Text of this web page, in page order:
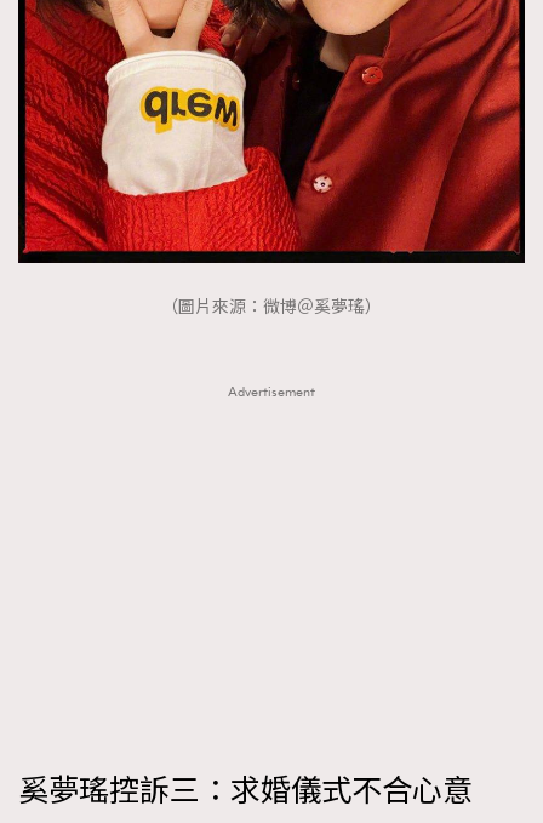
（圖片來源：微博＠奚夢瑤）
Advertisement
奚夢瑤控訴三：求婚儀式不合心意